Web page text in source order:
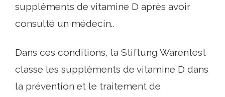
suppléments de vitamine D après avoir
consulté un médecin..
Dans ces conditions, la Stiftung Warentest
classe les suppléments de vitamine D dans
la prévention et le traitement de